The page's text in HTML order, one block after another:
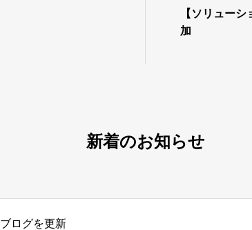
【ソリュー
加
新着のお知らせ
ブログを更新